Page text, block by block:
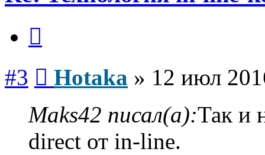
#3 Hotaka » 12 июл
Maks42 писал(а):Так и
direct от in-line.